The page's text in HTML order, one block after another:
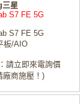
星
S7 FE 5G
S7 FE 5G
板/AIO
請立即來電詢價
廠商施壓！)